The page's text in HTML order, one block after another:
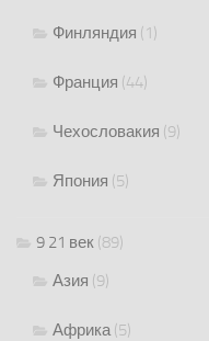
Финляндия (1)
Франция (44)
Чехословакия (9)
Япония (5)
9 21 век (89)
Азия (9)
Африка (5)